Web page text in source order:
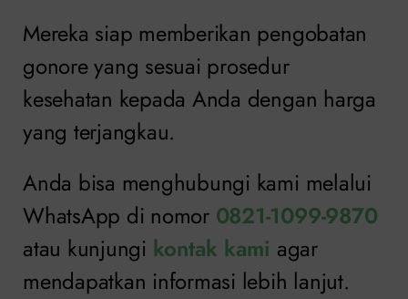
Mereka siap memberikan pengobatan
gonore yang sesuai prosedur
kesehatan kepada Anda dengan harga
yang terjangkau.
Anda bisa menghubungi kami melalui
WhatsApp di nomor 0821-1099-9870
atau kunjungi kontak kami agar
mendapatkan informasi lebih lanjut.